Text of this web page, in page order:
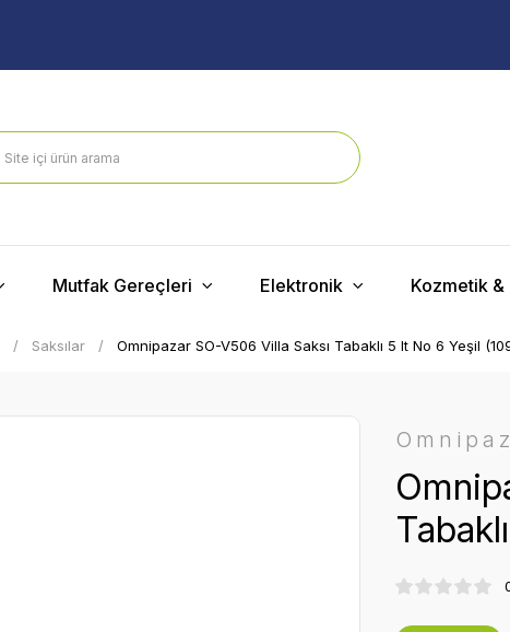
Mutfak Gereçleri Elektronik Kozmetik &
Saksılar Omnipazar SO-V506 Villa Saksı Tabaklı 5 lt No 6 Yeşil